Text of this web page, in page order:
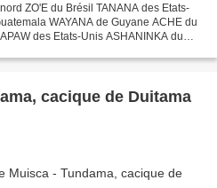
ZO'E du Brésil TANANA des Etats-
WAYANA de Guyane ACHE du
des Etats-Unis ASHANINKA du
cacique de Duitama